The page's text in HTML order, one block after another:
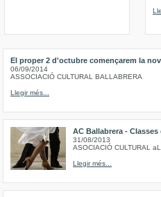
El proper 2 d'octubre començarem la
06/09/2014
ASSOCIACIÓ CULTURAL BALLABRERA
Llegir més...
AC Ballabrera -
31/08/2013
ASOCIACIÓ CULTURAL
Llegir més...